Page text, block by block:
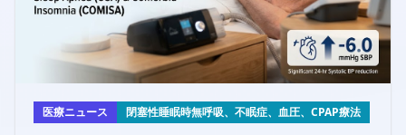
医療ニュース 閉塞性睡眠時無呼吸、不眠症、血圧、CPAP療法